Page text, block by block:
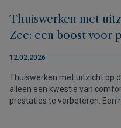
Thuiswerken met
Zee: een boost voor
12.02.2026
Thuiswerken met uitzicht op
alleen een kwestie van
prestaties te verbeteren. Een